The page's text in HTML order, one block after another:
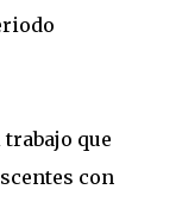
que
con